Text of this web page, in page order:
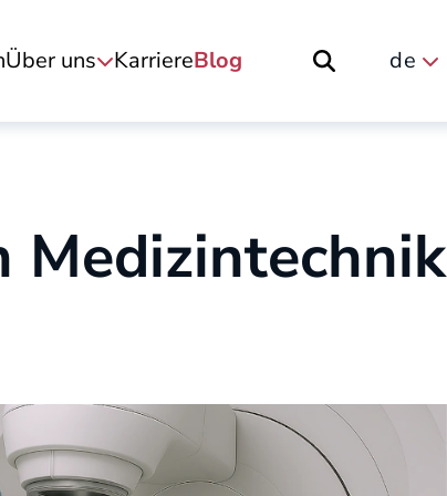
Über uns KarriereBlog
de
Medizintechnik